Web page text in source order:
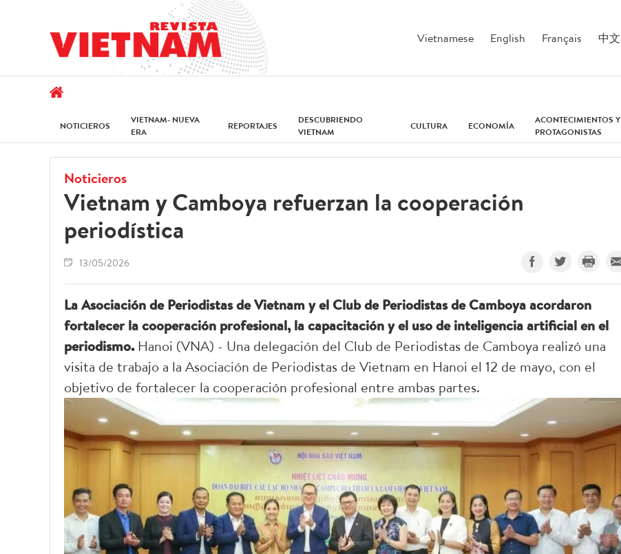
Vietnamese English Français 中文
NOTICIEROS
VIETNAM- NUEVA
ERA
REPORTAJES
DESCUBRIENDO
VIETNAM
CULTURA ECONOMÍA
ACONTECIMIENTOS Y
PROTAGONISTAS
Noticieros
Vietnam y Camboya refuerzan la cooperación
periodística
13/05/2026
La Asociación de Periodistas de Vietnam y el Club de Periodistas de Camboya acordaron
fortalecer la cooperación profesional, la capacitación y el uso de inteligencia artificial en el
periodismo. Hanoi (VNA) - Una delegación del Club de Periodistas de Camboya realizó una
visita de trabajo a la Asociación de Periodistas de Vietnam en Hanoi el 12 de mayo, con el
objetivo de fortalecer la cooperación profesional entre ambas partes.